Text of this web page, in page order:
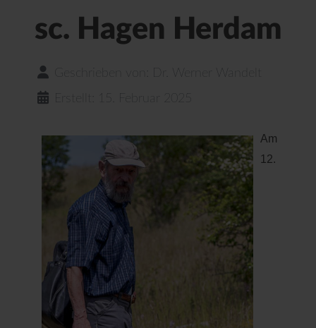
sc. Hagen Herdam
Geschrieben von:
Dr. Werner Wandelt
Am
12.